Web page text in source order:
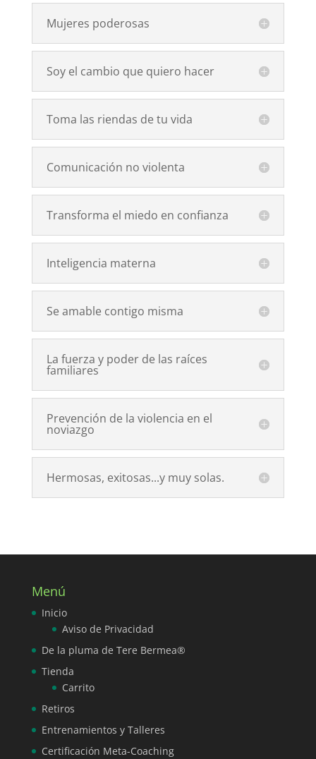
Mujeres poderosas
Soy el cambio que quiero hacer
Toma las riendas de tu vida
Comunicación no violenta
Transforma el miedo en confianza
Inteligencia materna
Se amable contigo misma
La fuerza y poder de las raíces
familiares
Prevención de la violencia en el
noviazgo
Hermosas, exitosas...y muy solas.
Menú
Inicio
Aviso de Privacidad
De la pluma de Tere Bermea®
Tienda
Carrito
Retiros
Entrenamientos y Talleres
Certificación Meta-Coaching